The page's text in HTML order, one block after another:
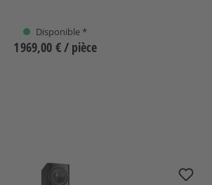
Disponible *
1 969,00 €/ pièce